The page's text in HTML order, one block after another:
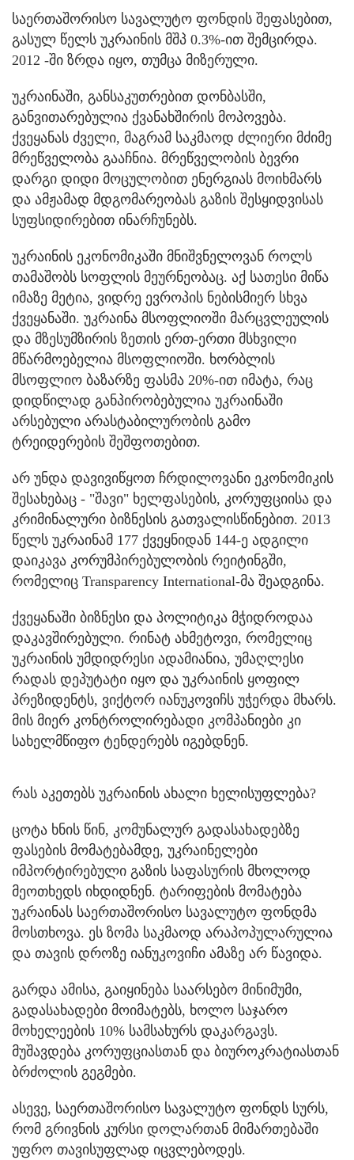
საერთაშორისო სავალუტო ფონდის შეფასებით,
გასულ წელს უკრაინის მშპ 0.3%-ით შემცირდა.
2012 -ში ზრდა იყო, თუმცა მიზერული.
უკრაინაში, განსაკუთრებით დონბასში,
განვითარებულია ქვანახშირის მოპოვება.
ქვეყანას ძველი, მაგრამ საკმაოდ ძლიერი მძიმე
მრეწველობა გააჩნია. მრეწველობის ბევრი
დარგი დიდი მოცულობით ენერგიას მოიხმარს
და ამჟამად მდგომარეობას გაზის შესყიდვისას
სუფსიდირებით ინარჩუნებს.
უკრაინის ეკონომიკაში მნიშვნელოვან როლს
თამაშობს სოფლის მეურნეობაც. აქ სათესი მიწა
იმაზე მეტია, ვიდრე ევროპის ნებისმიერ სხვა
ქვეყანაში. უკრაინა მსოფლიოში მარცვლეულის
და მზესუმზირის ზეთის ერთ-ერთი მსხვილი
მწარმოებელია მსოფლიოში. ხორბლის
მსოფლიო ბაზარზე ფასმა 20%-ით იმატა, რაც
დიდწილად განპირობებულია უკრაინაში
არსებული არასტაბილურობის გამო
ტრეიდერების შეშფოთებით.
არ უნდა დავივიწყოთ ჩრდილოვანი ეკონომიკის
შესახებაც - "შავი" ხელფასების, კორუფციისა და
კრიმინალური ბიზნესის გათვალისწინებით. 2013
წელს უკრაინამ 177 ქვეყნიდან 144-ე ადგილი
დაიკავა კორუმპირებულობის რეიტინგში,
რომელიც Transparency International-მა შეადგინა.
ქვეყანაში ბიზნესი და პოლიტიკა მჭიდროდაა
დაკავშირებული. რინატ ახმეტოვი, რომელიც
უკრაინის უმდიდრესი ადამიანია, უმაღლესი
რადას დეპუტატი იყო და უკრაინის ყოფილ
პრეზიდენტს, ვიქტორ იანუკოვიჩს უჭერდა მხარს.
მის მიერ კონტროლირებადი კომპანიები კი
სახელმწიფო ტენდერებს იგებდნენ.
რას აკეთებს უკრაინის ახალი ხელისუფლება?
ცოტა ხნის წინ, კომუნალურ გადასახადებზე
ფასების მომატებამდე, უკრაინელები
იმპორტირებული გაზის საფასურის მხოლოდ
მეოთხედს იხდიდნენ. ტარიფების მომატება
უკრაინას საერთაშორისო სავალუტო ფონდმა
მოსთხოვა. ეს ზომა საკმაოდ არაპოპულარულია
და თავის დროზე იანუკოვიჩი ამაზე არ წავიდა.
გარდა ამისა, გაიყინება საარსებო მინიმუმი,
გადასახადები მოიმატებს, ხოლო საჯარო
მოხელეების 10% სამსახურს დაკარგავს.
მუშავდება კორუფციასთან და ბიუროკრატიასთან
ბრძოლის გეგმები.
ასევე, საერთაშორისო სავალუტო ფონდს სურს,
რომ გრივნის კურსი დოლართან მიმართებაში
უფრო თავისუფლად იცვლებოდეს.